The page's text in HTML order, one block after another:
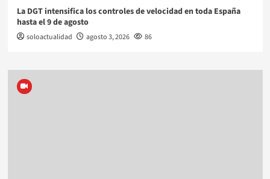
La DGT intensifica los controles de velocidad en toda España
hasta el 9 de agosto
soloactualidad agosto 3, 2026 86